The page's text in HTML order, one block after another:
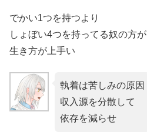
でかい1つを持つより
しょぼい4つを持ってる奴の方が
生き方が上手い
執着は苦しみの原因
収入源を分散して
依存を減らせ